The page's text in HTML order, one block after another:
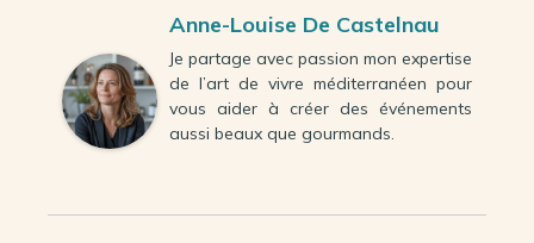
Anne-Louise De Castelnau
Je partage avec passion mon expertise
de l’art de vivre méditerranéen pour
vous aider à créer des événements
aussi beaux que gourmands.